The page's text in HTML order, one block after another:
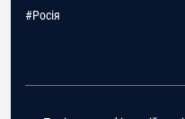
#Росія